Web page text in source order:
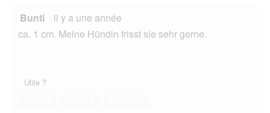
Bunti · il y a une année
ca. 1 cm. Meine Hündin frisst sie sehr gerne.
Utile ?